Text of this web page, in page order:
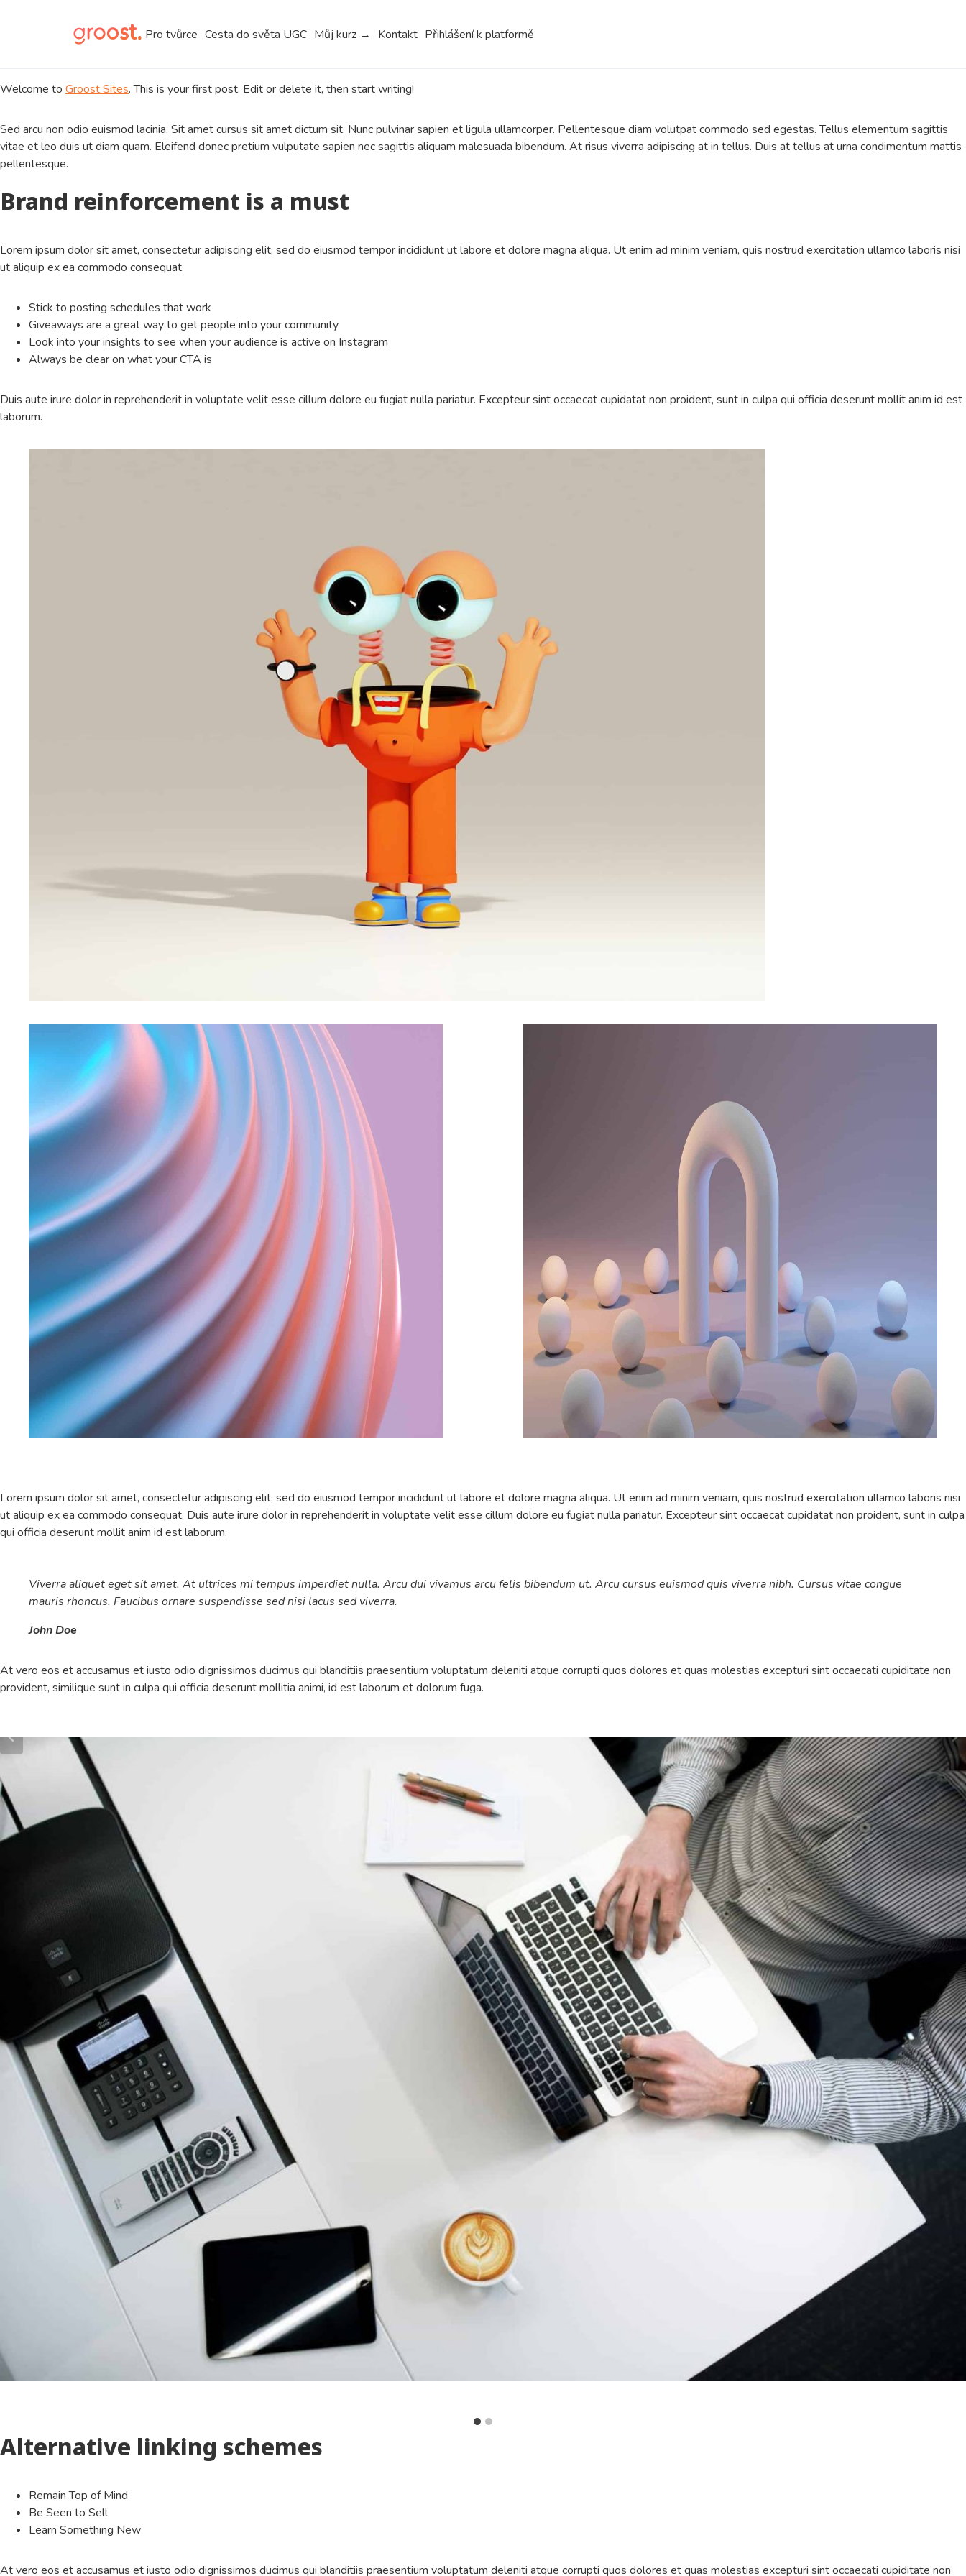
Pro tvůrce Cesta do světa UGC Můj kurz → Kontakt Přihlášení k platformě
Welcome to Groost Sites. This is your first post. Edit or delete it, then start writing!
Sed arcu non odio euismod lacinia. Sit amet cursus sit amet dictum sit. Nunc pulvinar sapien et ligula ullamcorper. Pellentesque diam volutpat commodo sed egestas. Tellus elementum sagittis
vitae et leo duis ut diam quam. Eleifend donec pretium vulputate sapien nec sagittis aliquam malesuada bibendum. At risus viverra adipiscing at in tellus. Duis at tellus at urna condimentum mattis
pellentesque.
Brand reinforcement is a must
Lorem ipsum dolor sit amet, consectetur adipiscing elit, sed do eiusmod tempor incididunt ut labore et dolore magna aliqua. Ut enim ad minim veniam, quis nostrud exercitation ullamco laboris nisi
ut aliquip ex ea commodo consequat.
Stick to posting schedules that work
Giveaways are a great way to get people into your community
Look into your insights to see when your audience is active on Instagram
Always be clear on what your CTA is
Duis aute irure dolor in reprehenderit in voluptate velit esse cillum dolore eu fugiat nulla pariatur. Excepteur sint occaecat cupidatat non proident, sunt in culpa qui officia deserunt mollit anim id est
laborum.
Lorem ipsum dolor sit amet, consectetur adipiscing elit, sed do eiusmod tempor incididunt ut labore et dolore magna aliqua. Ut enim ad minim veniam, quis nostrud exercitation ullamco laboris nisi
ut aliquip ex ea commodo consequat. Duis aute irure dolor in reprehenderit in voluptate velit esse cillum dolore eu fugiat nulla pariatur. Excepteur sint occaecat cupidatat non proident, sunt in culpa
qui officia deserunt mollit anim id est laborum.
Viverra aliquet eget sit amet. At ultrices mi tempus imperdiet nulla. Arcu dui vivamus arcu felis bibendum ut. Arcu cursus euismod quis viverra nibh. Cursus vitae congue
mauris rhoncus. Faucibus ornare suspendisse sed nisi lacus sed viverra.
John Doe
At vero eos et accusamus et iusto odio dignissimos ducimus qui blanditiis praesentium voluptatum deleniti atque corrupti quos dolores et quas molestias excepturi sint occaecati cupiditate non
provident, similique sunt in culpa qui officia deserunt mollitia animi, id est laborum et dolorum fuga.
Alternative linking schemes
Remain Top of Mind
Be Seen to Sell
Learn Something New
At vero eos et accusamus et iusto odio dignissimos ducimus qui blanditiis praesentium voluptatum deleniti atque corrupti quos dolores et quas molestias excepturi sint occaecati cupiditate non